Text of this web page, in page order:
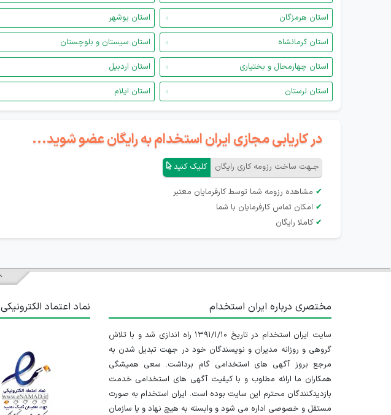
استان هرمزگان
استان بوشهر
استان کرمانشاه
استان سیستان و بلوچستان
استان چهارمحال و بختیاری
استان اردبیل
استان لرستان
استان ایلام
در کاریابی مجازی ایران استخدام به رایگان عضو شوید...
جـهت ساخت رزومه کاری رایگان کلیک کنید
✔ مشاهده رزومه شما توسط کارفرمایان معتبر
✔ امکان تماس کارفرمایان با شما
✔ کاملا رایگان
مختصری درباره ایران استخدام
سایت ایران استخدام در تاریخ ۱۳۹۱/۱/۱۰ راه اندازی شد و با تلاش
گروهی و روزانه مدیران و نویسندگان خود در جهت تبدیل شدن به
مرجع بروز آگهی های استخدامی گام برداشت. سعی همیشگی
همکاران ما ارائه مطلوب و با کیفیت آگهی های استخدامی خدمت
بازدیدکنندگان محترم این سایت بوده است. ایران استخدام به صورت
مستقل و خصوصی اداره می شود و وابسته به هیچ نهاد و یا سازمان
نماد اعتماد الکترونیکی